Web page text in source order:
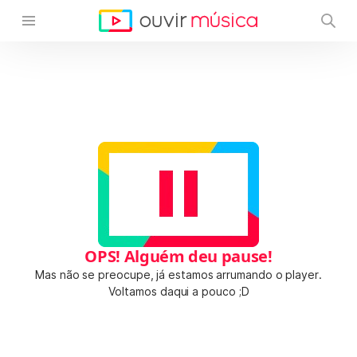
OPS! Alguém deu pause!
Mas não se preocupe, já estamos arrumando o player.
Voltamos daqui a pouco ;D